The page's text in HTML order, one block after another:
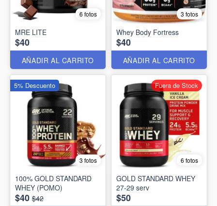
6 fotos
MRE LITE
$40
AÑADIR AL CARRITO
3 fotos
Whey Body Fortress
$40
AÑADIR AL CARRITO
3 fotos
100% GOLD STANDARD
WHEY (POMO)
$40 $42
5% Descuento
6 fotos
GOLD STANDARD WHEY
27-29 serv
$50
Fuera de Stock